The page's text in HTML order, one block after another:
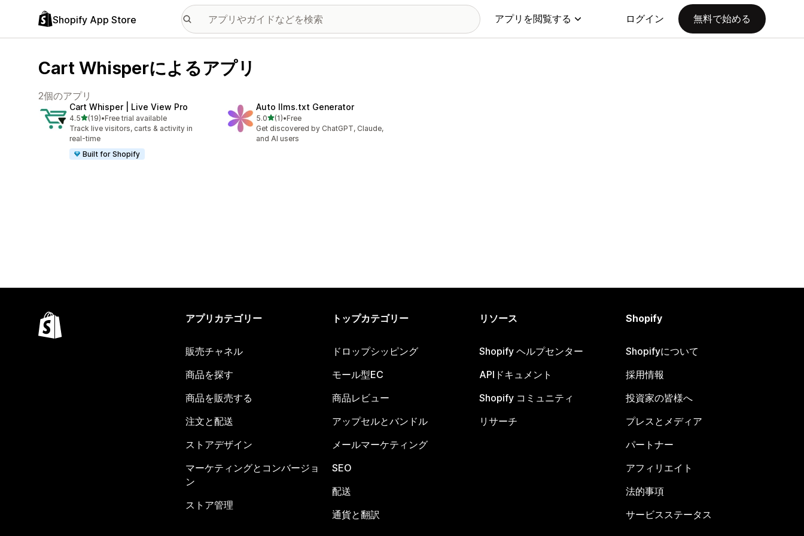
Shopify App Store アプリを閲覧する ログイン 無料で始める
Cart Whisperによるアプリ
2個のアプリ
Cart Whisper | Live View Pro
4.55つ星中
(19)
合計レビュー数：19件
•Free trial available
Track live visitors, carts & activity in
real-time
Built for Shopify
Auto llms.txt Generator
5.05つ星中
(1)
合計レビュー数：1件
•Free
Get discovered by ChatGPT, Claude,
and AI users
アプリカテゴリー
販売チャネル
商品を探す
商品を販売する
注文と配送
ストアデザイン
マーケティングとコンバージョ
ン
ストア管理
トップカテゴリー
ドロップシッピング
モール型EC
商品レビュー
アップセルとバンドル
メールマーケティング
SEO
配送
通貨と翻訳
リソース
Shopify ヘルプセンター
APIドキュメント
Shopify コミュニティ
リサーチ
Shopify
Shopifyについて
採用情報
投資家の皆様へ
プレスとメディア
パートナー
アフィリエイト
法的事項
サービスステータス